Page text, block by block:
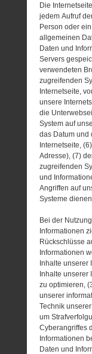
Die
jedem Aufruf
Person oder
allgemeinen
Daten und
Servers
verwendeten
zugreifenden
Internetseite,
unsere
die
System auf
das Datum und
Internetseite,
Adresse), (7)
zugreifenden
und
Angriffen auf
Systeme
Bei der
Informationen
Rückschlüsse
Informationen
Inhalte unserer
Inhalte unserer
zu optimieren,
unserer
Technik
um
Cyberangriffes
Informationen
Daten und